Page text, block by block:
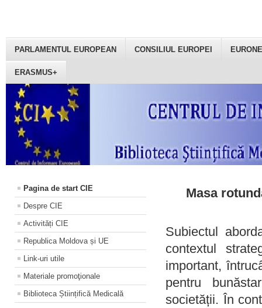
PARLAMENTUL EUROPEAN CONSILIUL EUROPEI
ERASMUS+
Pagina de start CIE
Despre CIE
Activități CIE
Republica Moldova și UE
Link-uri utile
Materiale promoţionale
Biblioteca Științifică Medicală
Masa
Subiectul
contextul
important,
pentru
societății. În